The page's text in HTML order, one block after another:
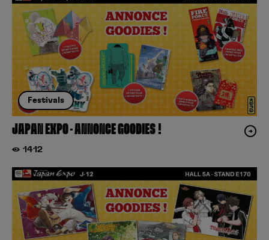
Festivals
JAPAN EXPO – ANNONCE GOODIES !
1412